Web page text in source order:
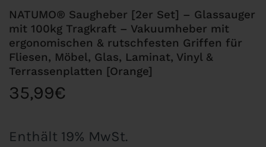
NATUMO® Saugheber [2er Set] – Glassauger
mit 100kg Tragkraft – Vakuumheber mit
ergonomischen & rutschfesten Griffen für
Fliesen, Möbel, Glas, Laminat, Vinyl &
Terrassenplatten [Orange]
35,99€
Enthält 19% MwSt.